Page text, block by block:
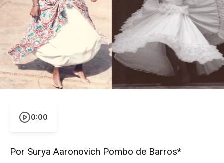
0:00
Por Surya Aaronovich Pombo de Barros*